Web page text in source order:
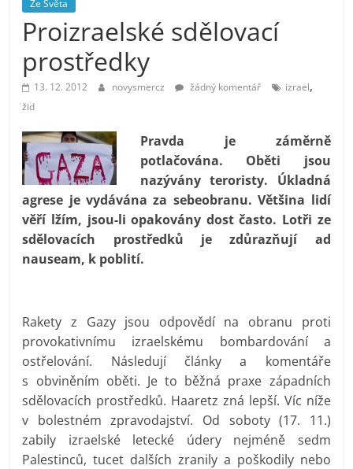
prospívá?
Ze Světa
Proizraelské sdělovací
prostředky
13. 12. 2012 novysmercz žádný komentář izrael,
žid
Pravda je záměrně
potlačována. Oběti jsou
nazývány teroristy. Úkladná
agrese je vydávána za sebeobranu. Většina lidí
věří lžím, jsou-li opakovány dost často. Lotři ze
sdělovacích prostředků je zdůrazňují ad
nauseam, k poblití.
Rakety z Gazy jsou odpovědí na obranu proti
provokativnímu izraelskému bombardování a
ostřelování. Následují články a komentáře
s obviněním oběti. Je to běžná praxe západních
sdělovacích prostředků. Haaretz zná lepší. Víc níže
v bolestném zpravodajství. Od soboty (17. 11.)
zabily izraelské letecké údery nejméně sedm
Palestinců, tucet dalších zranily a poškodily nebo